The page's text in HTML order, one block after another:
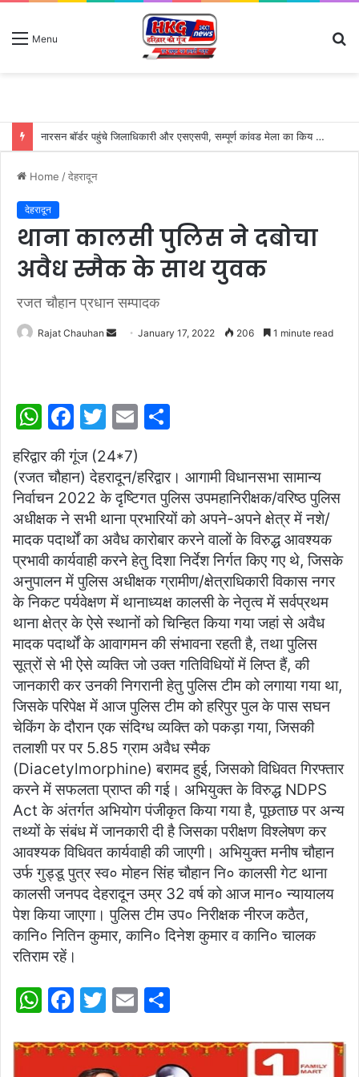
Menu
नारसन बॉर्डर पहुंचे जिलाधिकारी और एसएसपी, सम्पूर्ण कांवड मेला का किय निरीक्षण-लगातार हो रही बारिश में भी संभाल रखा है मोर्चा
Home /देहरादून
देहरादून
थाना कालसी पुलिस ने दबोचा
अवैध स्मैक के साथ युवक
रजत चौहान प्रधान सम्पादक
Rajat Chauhan
SendJanuary 17, 2022 206 1 minute read
W
at
s
A
p
p
F
a
c
e
b
o
o
k
T
w
itt
er
E
ai
l
ar
e
हरिद्वार की गूंज (24*7)
(रजत चौहान) देहरादून/हरिद्वार। आगामी विधानसभा सामान्य
निर्वाचन 2022 के दृष्टिगत पुलिस उपमहानिरीक्षक/वरिष्ठ पुलिस
अधीक्षक ने सभी थाना प्रभारियों को अपने-अपने क्षेत्र में नशे/
मादक पदार्थों का अवैध कारोबार करने वालों के विरुद्ध आवश्यक
प्रभावी कार्यवाही करने हेतु दिशा निर्देश निर्गत किए गए थे, जिसके
अनुपालन में पुलिस अधीक्षक ग्रामीण/क्षेत्राधिकारी विकास नगर
के निकट पर्यवेक्षण में थानाध्यक्ष कालसी के नेतृत्व में सर्वप्रथम
थाना क्षेत्र के ऐसे स्थानों को चिन्हित किया गया जहां से अवैध
मादक पदार्थों के आवागमन की संभावना रहती है, तथा पुलिस
सूत्रों से भी ऐसे व्यक्ति जो उक्त गतिविधियों में लिप्त हैं, की
जानकारी कर उनकी निगरानी हेतु पुलिस टीम को लगाया गया था,
जिसके परिपेक्ष में आज पुलिस टीम को हरिपुर पुल के पास सघन
चेकिंग के दौरान एक संदिग्ध व्यक्ति को पकड़ा गया, जिसकी
तलाशी पर पर 5.85 ग्राम अवैध स्मैक
(Diacetylmorphine) बरामद हुई, जिसको विधिवत गिरफ्तार
करने में सफलता प्राप्त की गई। अभियुक्त के विरुद्ध NDPS
Act के अंतर्गत अभियोग पंजीकृत किया गया है, पूछताछ पर अन्य
तथ्यों के संबंध में जानकारी दी है जिसका परीक्षण विश्लेषण कर
आवश्यक विधिवत कार्यवाही की जाएगी। अभियुक्त मनीष चौहान
उर्फ गुड्डू पुत्र स्व० मोहन सिंह चौहान नि० कालसी गेट थाना
कालसी जनपद देहरादून उम्र 32 वर्ष को आज मान० न्यायालय
पेश किया जाएगा। पुलिस टीम उप० निरीक्षक नीरज कठैत,
कानि० नितिन कुमार, कानि० दिनेश कुमार व कानि० चालक
रतिराम रहें।
W
at
F
c
T
itt
E
ai ar